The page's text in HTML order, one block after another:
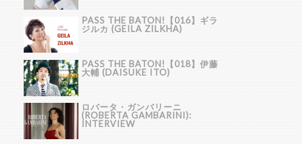
PASS THE BATON!【016】ギラ
ジルカ (GEILA ZILKHA)
PASS THE BATON!【018】伊藤
大輔 (DAISUKE ITO)
ロバータ・ガンバリーニ
(ROBERTA GAMBARINI):
INTERVIEW